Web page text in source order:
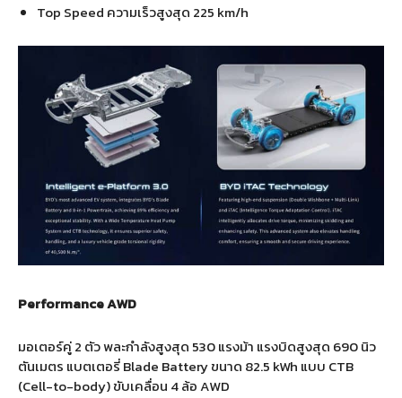
Top Speed ความเร็วสูงสุด 225 km/h
Performance AWD
มอเตอร์คู่ 2 ตัว พละกำลังสูงสุด 530 แรงม้า แรงบิดสูงสุด 690 นิว
ตันเมตร แบตเตอรี่ Blade Battery ขนาด 82.5 kWh แบบ CTB
(Cell-to-body) ขับเคลื่อน 4 ล้อ AWD